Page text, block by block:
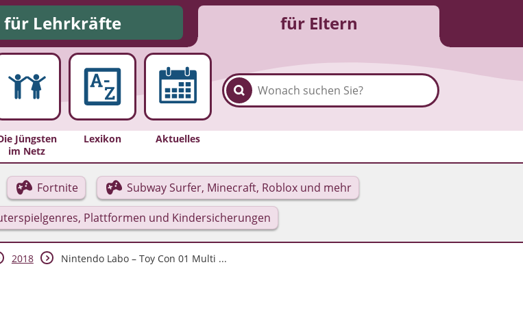
für Lehrkräfte für Eltern
Jüngsten
im Netz
Lexikon Aktuelles
Fortnite
Subway Surfer, Minecraft, Roblox und mehr
Plattformen und Kindersicherungen
2018 Nintendo Labo – Toy Con 01 Multi ...